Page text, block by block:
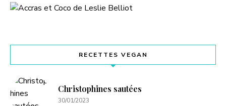
RECETTES VEGAN
Christophines sautées
30/01/2023